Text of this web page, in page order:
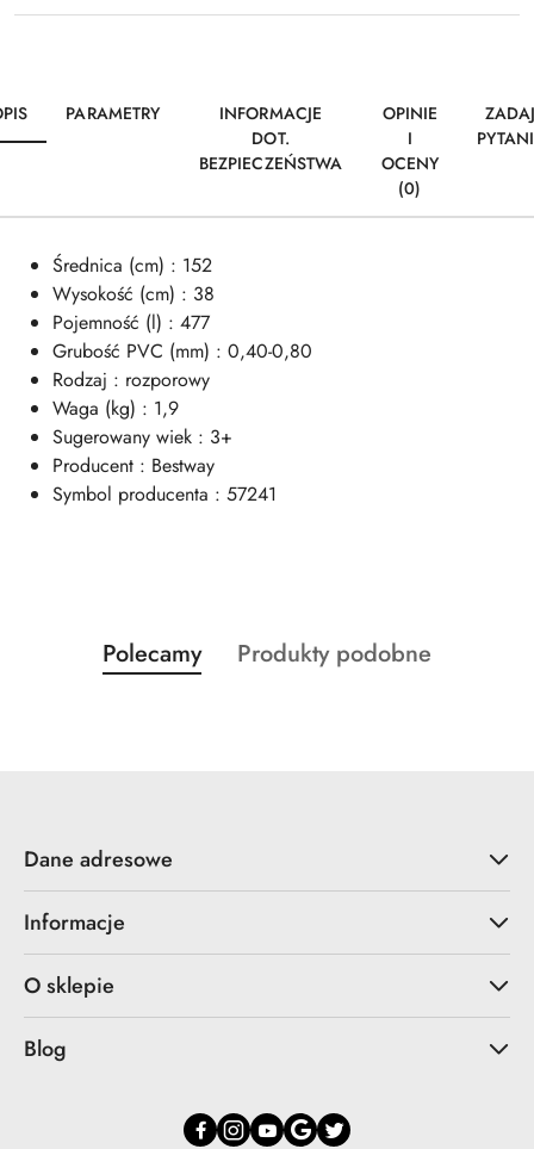
PARAMETRY
INFORMACJE
DOT.
BEZPIECZEŃSTWA
OPINIE
I
OCENY
(0)
Średnica (cm) : 152
Wysokość (cm) : 38
Pojemność (l) : 477
Grubość PVC (mm) : 0,40-0,80
Rodzaj : rozporowy
Waga (kg) : 1,9
Sugerowany wiek : 3+
Producent : Bestway
Symbol producenta : 57241
Pomiń karuzelę produktów
Produkty
o
Polecamy
Produkty
Produkty podobne
Dane adresowe
Informacje
O sklepie
Blog